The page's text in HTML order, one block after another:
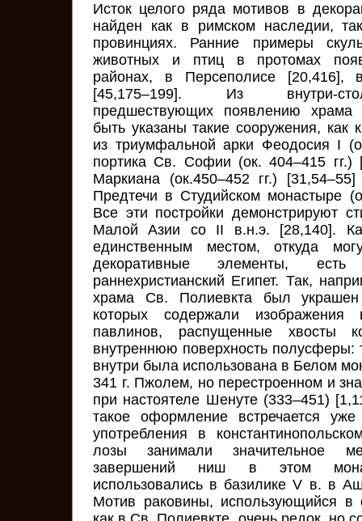
Исток целого ряда мотивов в
найден как в римском наследии,
провинциях. Ранние примеры
животных и птиц в протомах
районах, в Персеполисе [20,416],
[45,175–199]. Из внутри-
предшествующих появлению храма
быть указаны такие сооружения, как
из триумфальной арки Феодосия I
портика Св. Софии (ок. 404–415
Маркиана (ок.450–452 гг.)
Предтечи в Студийском монастыре
Все эти постройки демонстрируют
Малой Азии со II в.н.э. [28,140].
единственным местом, откуда
декоративные элементы,
раннехристианский Египет. Так,
храма Св. Полиевкта был
которых содержали
павлинов, распущенные хвосты
внутреннюю поверхность полусферы:
внутри была использована в Белом
341 г. Пжолем, но перестроенном и
при настоятеле Шенуте (333–451)
такое оформление встречается
употребления в
лозы занимали значительное
завершений ниш в этом
использовались в базилике V в. в
Мотив раковины, использующийся в